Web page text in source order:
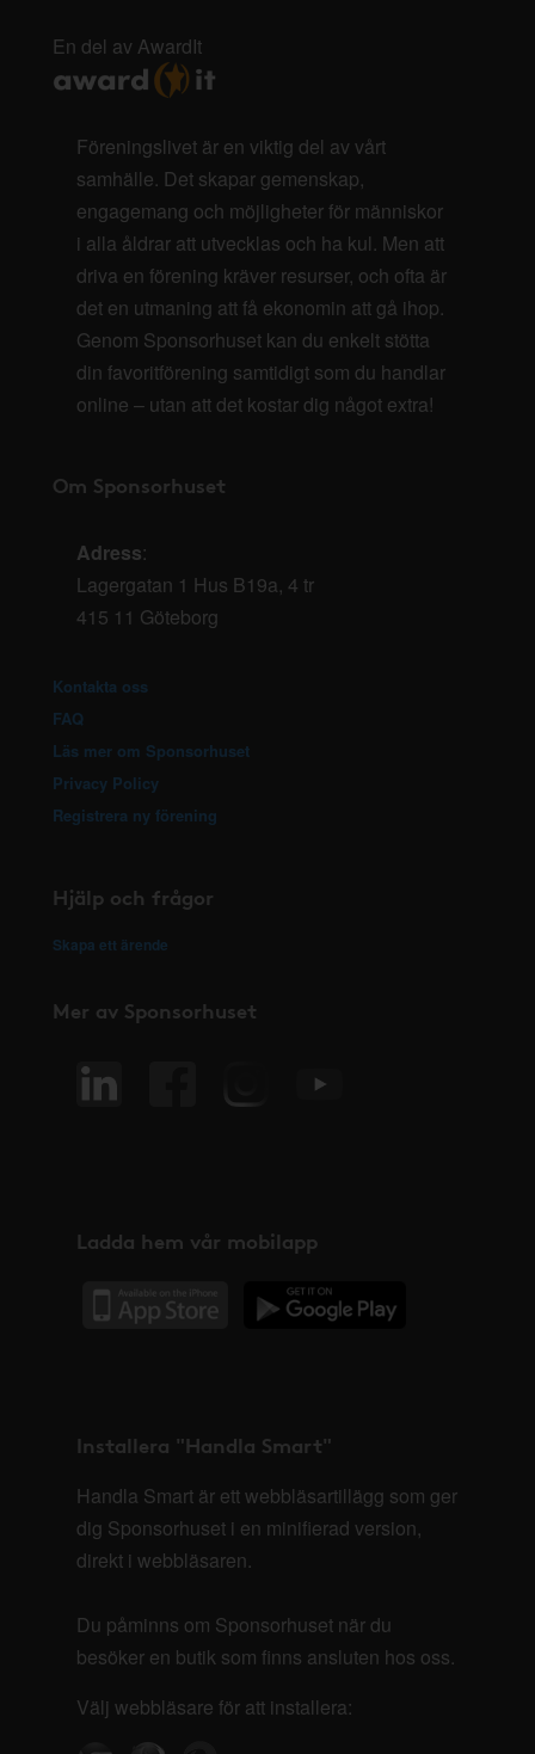
En del av AwardIt
Föreningslivet är en viktig del av vårt
samhälle. Det skapar gemenskap,
engagemang och möjligheter för människor
i alla åldrar att utvecklas och ha kul. Men att
driva en förening kräver resurser, och ofta är
det en utmaning att få ekonomin att gå ihop.
Genom Sponsorhuset kan du enkelt stötta
din favoritförening samtidigt som du handlar
online – utan att det kostar dig något extra!
Om Sponsorhuset
Adress:
Lagergatan 1 Hus B19a, 4 tr
415 11 Göteborg
Kontakta oss
FAQ
Läs mer om Sponsorhuset
Privacy Policy
Registrera ny förening
Hjälp och frågor
Skapa ett ärende
Mer av Sponsorhuset
Ladda hem vår mobilapp
Installera "Handla Smart"
Handla Smart är ett webbläsartillägg som ger
dig Sponsorhuset i en minifierad version,
direkt i webbläsaren.
Du påminns om Sponsorhuset när du
besöker en butik som finns ansluten hos oss.
Välj webbläsare för att installera: